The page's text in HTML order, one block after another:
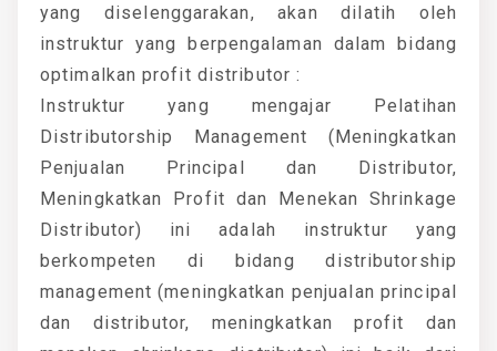
yang diselenggarakan, akan dilatih oleh
instruktur yang berpengalaman dalam bidang
optimalkan profit distributor :
Instruktur yang mengajar Pelatihan
Distributorship Management (Meningkatkan
Penjualan Principal dan Distributor,
Meningkatkan Profit dan Menekan Shrinkage
Distributor) ini adalah instruktur yang
berkompeten di bidang distributorship
management (meningkatkan penjualan principal
dan distributor, meningkatkan profit dan